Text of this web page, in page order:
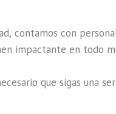
contamos con
impactante en todo
que sigas una